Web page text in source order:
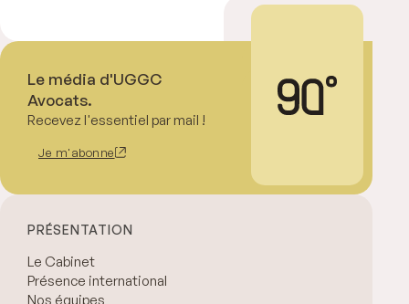
Le média d'UGGC
Avocats.
Recevez l'essentiel par mail !
Je m'abonne
PRÉSENTATION
Le Cabinet
Présence international
Nos équipes